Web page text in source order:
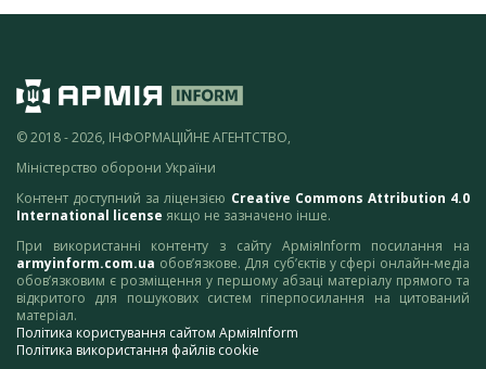
© 2018 - 2026, ІНФОРМАЦІЙНЕ АГЕНТСТВО,
Міністерство оборони України
Контент доступний за ліцензією Creative Commons Attribution 4.0
International license якщо не зазначено інше.
При використанні контенту з сайту АрміяInform посилання на
armyinform.com.ua обов’язкове. Для суб’єктів у сфері онлайн-медіа
обов’язковим є розміщення у першому абзаці матеріалу прямого та
відкритого для пошукових систем гіперпосилання на цитований
матеріал.
Політика користування сайтом АрміяInform
Політика використання файлів cookie